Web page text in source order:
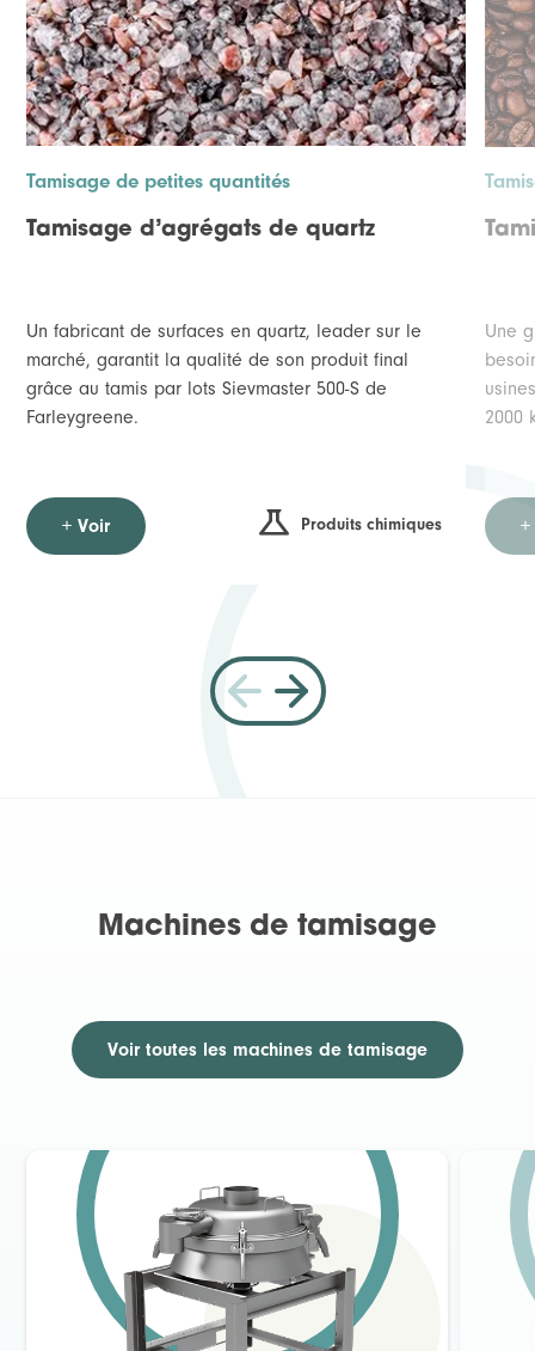
Tamisage de petites quantités
Tamisage d’agrégats de quartz
Un fabricant de surfaces en quartz, leader sur le
marché, garantit la qualité de son produit final
grâce au tamis par lots Sievmaster 500-S de
Farleygreene.
+ Voir Produits chimiques
Une
2000
Machines de tamisage
Voir toutes les machines de tamisage